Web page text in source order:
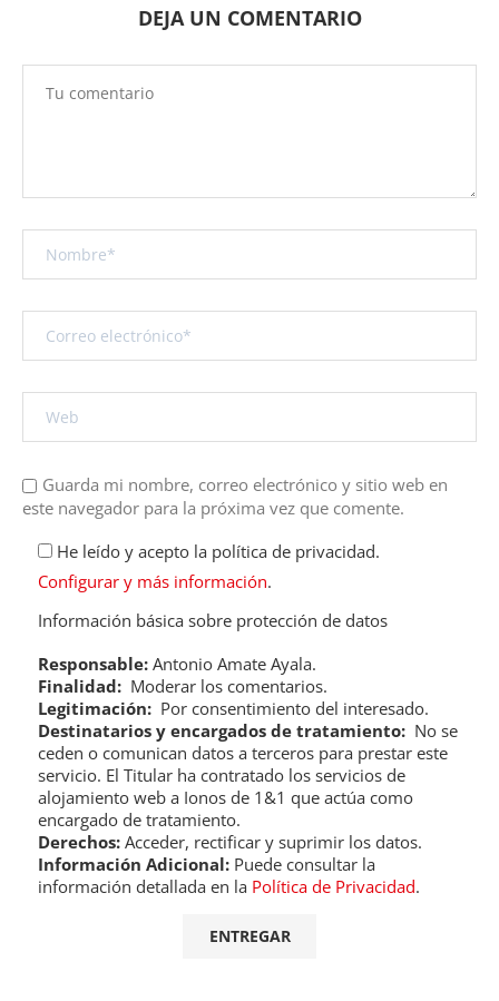
DEJA UN COMENTARIO
Guarda mi nombre, correo electrónico y sitio web en
este navegador para la próxima vez que comente.
He leído y acepto la política de privacidad.
Configurar y más información.
Información básica sobre protección de datos
Responsable: Antonio Amate Ayala.
Finalidad: Moderar los comentarios.
Legitimación: Por consentimiento del interesado.
Destinatarios y encargados de tratamiento: No se
ceden o comunican datos a terceros para prestar este
servicio. El Titular ha contratado los servicios de
alojamiento web a Ionos de 1&1 que actúa como
encargado de tratamiento.
Derechos: Acceder, rectificar y suprimir los datos.
Información Adicional: Puede consultar la
información detallada en la Política de Privacidad.